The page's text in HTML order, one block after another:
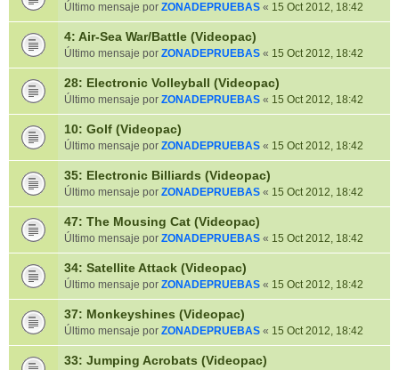
Último mensaje por ZONADEPRUEBAS « 15 Oct 2012, 18:42
4: Air-Sea War/Battle (Videopac)
Último mensaje por ZONADEPRUEBAS « 15 Oct 2012, 18:42
28: Electronic Volleyball (Videopac)
Último mensaje por ZONADEPRUEBAS « 15 Oct 2012, 18:42
10: Golf (Videopac)
Último mensaje por ZONADEPRUEBAS « 15 Oct 2012, 18:42
35: Electronic Billiards (Videopac)
Último mensaje por ZONADEPRUEBAS « 15 Oct 2012, 18:42
47: The Mousing Cat (Videopac)
Último mensaje por ZONADEPRUEBAS « 15 Oct 2012, 18:42
34: Satellite Attack (Videopac)
Último mensaje por ZONADEPRUEBAS « 15 Oct 2012, 18:42
37: Monkeyshines (Videopac)
Último mensaje por ZONADEPRUEBAS « 15 Oct 2012, 18:42
33: Jumping Acrobats (Videopac)